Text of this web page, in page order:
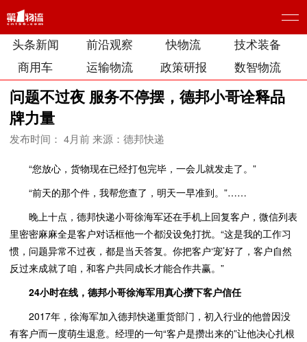
头条新闻 前沿观察 快物流
技术装备
商用车
运输物流 政策研报 数智物流
问题不过夜 服务不停摆，德邦小哥诠释品
牌力量
发布时间： 4月前来源：德邦快递
“您放心，货物现在已经打包完毕，一会儿就发走了。”
“前天的那个件，我帮您查了，明天一早准到。”……
晚上十点，德邦快递小哥徐海军还在手机上回复客户，微信列表
里密密麻麻全是客户对话框他一个都没设免打扰。“这是我的工作习
惯，问题异常不过夜，都是当天答复。你把客户‘宠’好了，客户自然
反过来成就了咱，和客户共同成长才能合作共赢。”
24小时在线，德邦小哥徐海军用真心攒下客户信任
2017年，徐海军加入德邦快递重货部门，初入行业的他曾因没
有客户而一度萌生退意。经理的一句“客户是攒出来的”让他决心扎根